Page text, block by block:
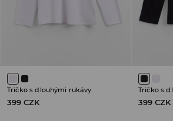
Tričko s dlouhými rukávy
399 CZK
Tričko s
399 CZK